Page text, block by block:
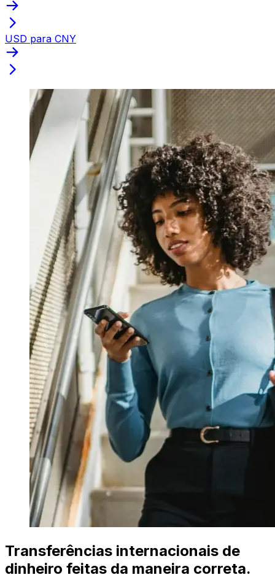
USD para CNY
Transferências internacionais de
dinheiro feitas da maneira correta.